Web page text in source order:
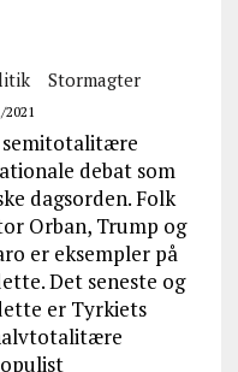
Stormagter
2021
semitotalitære
debat som
dagsorden. Folk
Orban, Trump og
er eksempler på
Det seneste og
er Tyrkiets